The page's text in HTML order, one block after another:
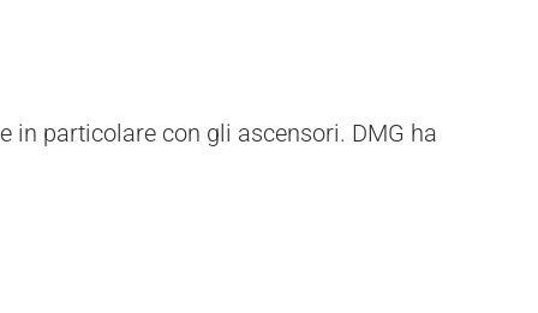
in particolare con gli ascensori. DMG ha